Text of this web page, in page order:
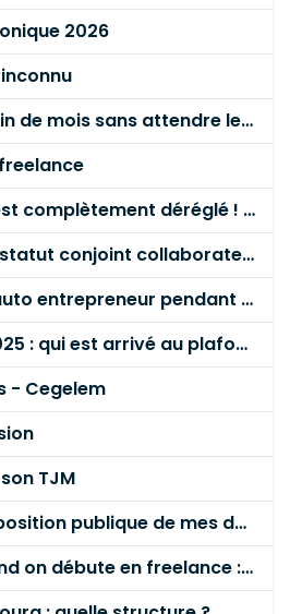
2026
ESN qui paient en fin de mois sans attendre le paiement client ?
Le marché de l'IT est complètement déréglé ! STOP à cette mascarade ! Il faut s'unir et résister !
aide changement statut conjoint collaborateur
Mixer portage et auto entrepreneur pendant des années - quel risque ?
🚨 Réforme ARE 2025 : qui est arrivé au plafond des 60 % en gardant son entreprise ?
- Cegelem
TJM
Ras-le-bol de l’exposition publique de mes données personnelles liées à mon entreprise
Fixer son TJM quand on débute en freelance : la méthode mathématique (et pas au feeling) 🛑